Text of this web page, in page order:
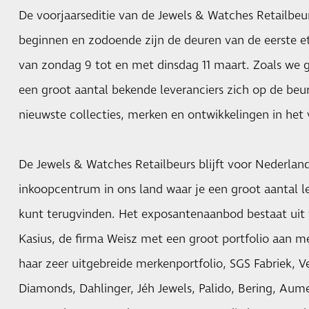
De voorjaarseditie van de Jewels & Watches
beginnen en zodoende zijn de deuren van de eerste
van zondag 9 tot en met dinsdag 11 maart. Zoals we
een groot aantal bekende leveranciers zich op de
nieuwste collecties, merken en ontwikkelingen in
De Jewels & Watches Retailbeurs blijft voor
inkoopcentrum in ons land waar je een groot aantal
kunt terugvinden. Het exposantenaanbod bestaat uit
Kasius, de firma Weisz met een groot portfolio aan
haar zeer uitgebreide merkenportfolio, SGS Fabriek,
Diamonds, Dahlinger, Jéh Jewels, Palido, Bering,